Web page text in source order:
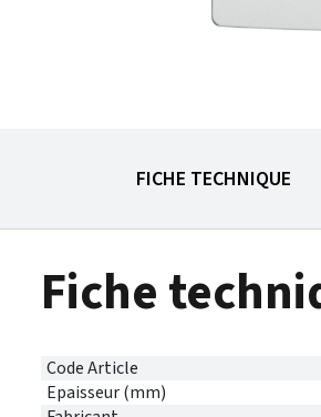
FICHE TECHNIQUE
Fiche
Code Article
Epaisseur (mm)